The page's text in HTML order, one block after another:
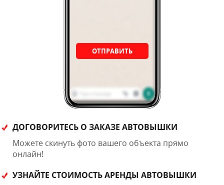
ОТПРАВИТЬ
ДОГОВОРИТЕСЬ О ЗАКАЗЕ АВТОВЫШКИ
Можете скинуть фото вашего объекта прямо
онлайн!
УЗНАЙТЕ СТОИМОСТЬ АРЕНДЫ АВТОВЫШКИ